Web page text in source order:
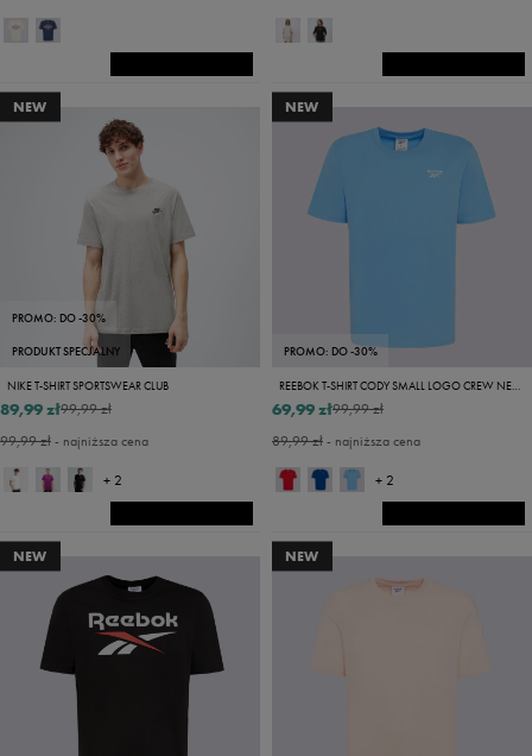
NEW
PROMO: DO -30%
PRODUKT SPECJALNY
NIKE T-SHIRT SPORTSWEAR CLUB
99,99 zł
89,99 zł
99,99 zł- najniższa cena
+ 2
NEW
PROMO: DO -30%
REEBOK T-SHIRT CODY SMALL LOGO CREW NECK SS TEE
99,99 zł
69,99 zł
89,99 zł- najniższa cena
+ 2
NEW NEW